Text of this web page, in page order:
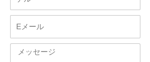
ル
電
子
メ